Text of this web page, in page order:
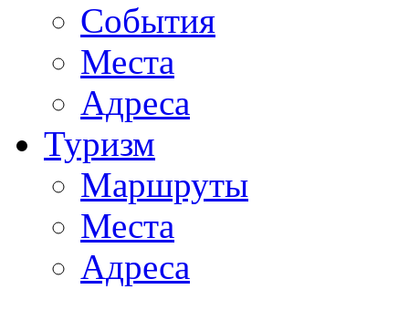
События
Места
Адреса
Туризм
Маршруты
Места
Адреса